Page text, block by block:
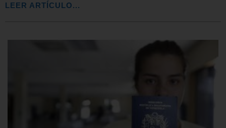
LEER ARTÍCULO...